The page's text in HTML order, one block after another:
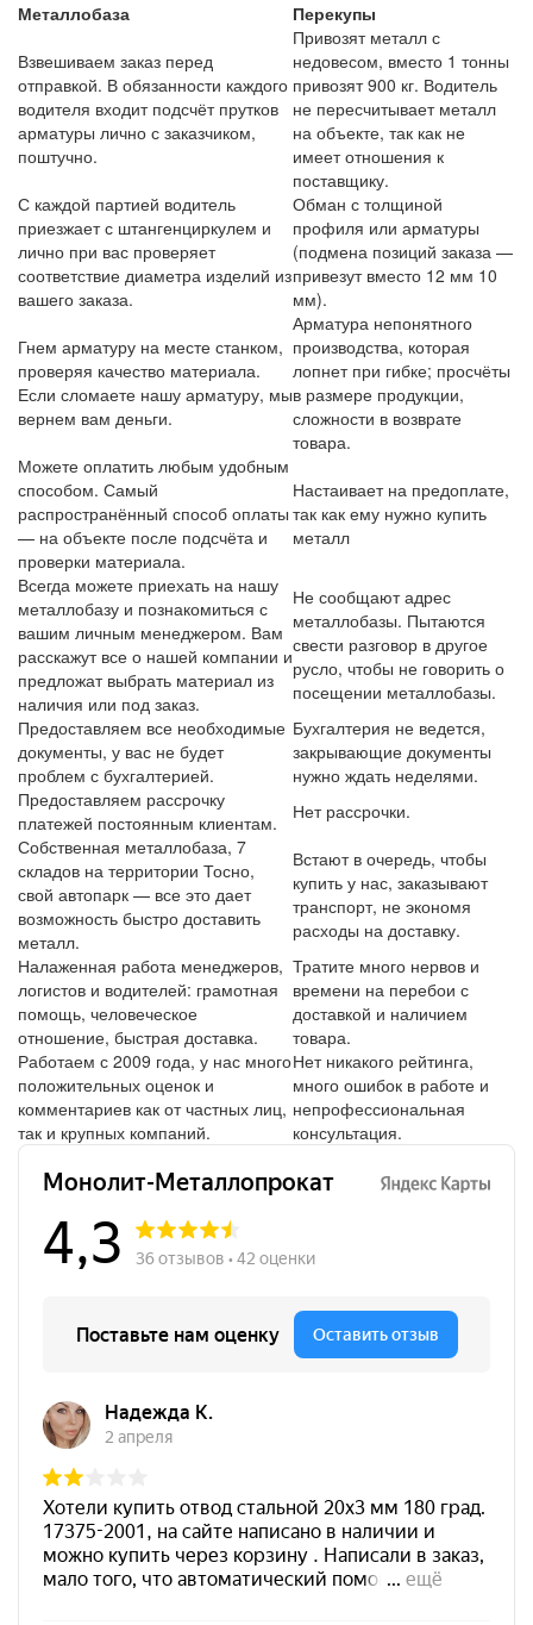
Металлобаза
Перекупы
Взвешиваем заказ перед
отправкой. В обязанности каждого
водителя входит подсчёт прутков
арматуры лично с заказчиком,
поштучно.
Привозят металл с
недовесом, вместо 1 тонны
привозят 900 кг. Водитель
не пересчитывает металл
на объекте, так как не
имеет отношения к
поставщику.
С каждой партией водитель
приезжает с штангенциркулем и
лично при вас проверяет
соответствие диаметра изделий из
вашего заказа.
Обман с толщиной
профиля или арматуры
(подмена позиций заказа —
привезут вместо 12 мм 10
мм).
Гнем арматуру на месте станком,
проверяя качество материала.
Если сломаете нашу арматуру, мы
вернем вам деньги.
Арматура непонятного
производства, которая
лопнет при гибке; просчёты
в размере продукции,
сложности в возврате
товара.
Можете оплатить любым удобным
способом. Самый
распространённый способ оплаты
— на объекте после подсчёта и
проверки материала.
Настаивает на предоплате,
так как ему нужно купить
металл
Всегда можете приехать на нашу
металлобазу и познакомиться с
вашим личным менеджером. Вам
расскажут все о нашей компании и
предложат выбрать материал из
наличия или под заказ.
Не сообщают адрес
металлобазы. Пытаются
свести разговор в другое
русло, чтобы не говорить о
посещении металлобазы.
Предоставляем все необходимые
документы, у вас не будет
проблем с бухгалтерией.
Бухгалтерия не ведется,
закрывающие документы
нужно ждать неделями.
Предоставляем рассрочку
платежей постоянным клиентам.
Нет рассрочки.
Собственная металлобаза, 7
складов на территории Тосно,
свой автопарк — все это дает
возможность быстро доставить
металл.
Встают в очередь, чтобы
купить у нас, заказывают
транспорт, не экономя
расходы на доставку.
Налаженная работа менеджеров,
логистов и водителей: грамотная
помощь, человеческое
отношение, быстрая доставка.
Тратите много нервов и
времени на перебои с
доставкой и наличием
товара.
Работаем с 2009 года, у нас много
положительных оценок и
комментариев как от частных лиц,
так и крупных компаний.
Нет никакого рейтинга,
много ошибок в работе и
непрофессиональная
консультация.